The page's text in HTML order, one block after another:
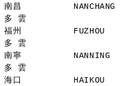
南昌          NANCHANG
多 雲
福州          FUZHOU
多 雲
南寧          NANNING
多 雲
海口          HAIKOU